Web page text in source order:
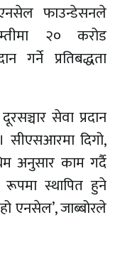
एनसेल फाउन्डेसनले
२० करोड
गर्ने प्रतिबद्धता
सेवा प्रदान
सीएसआरमा दिगो,
अनुसार काम गर्दै
स्थापित हुने
एनसेल’, जाब्बोरले